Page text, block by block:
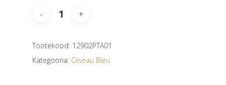
Tootekood: 12902PTA01
Kategooria: Oiseau Bleu